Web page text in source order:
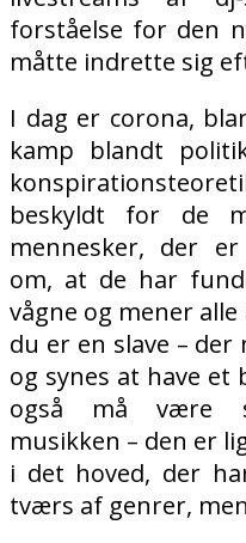
forståelse for den
måtte indrette sig
I dag er corona,
kamp blandt
beskyldt for de
mennesker, der
om, at de har
vågne og mener
du er en slave –
og synes at have
også må være
musikken – den er
i det hoved, der
tværs af genrer,